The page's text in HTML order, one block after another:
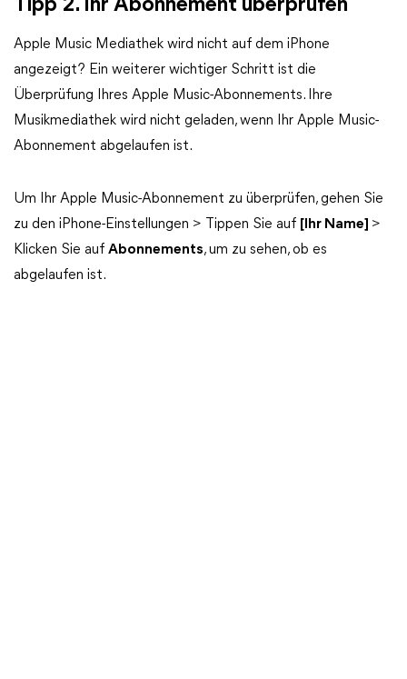
Tipp 2. Ihr Abonnement überprüfen
Apple Music Mediathek wird nicht auf dem iPhone
angezeigt? Ein weiterer wichtiger Schritt ist die
Überprüfung Ihres Apple Music-Abonnements. Ihre
Musikmediathek wird nicht geladen, wenn Ihr Apple Music-
Abonnement abgelaufen ist.
Um Ihr Apple Music-Abonnement zu überprüfen, gehen Sie
zu den iPhone-Einstellungen > Tippen Sie auf [Ihr Name] >
Klicken Sie auf Abonnements, um zu sehen, ob es
abgelaufen ist.